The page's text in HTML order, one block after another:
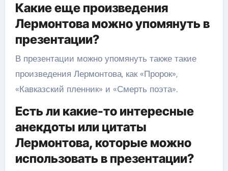
Какие еще произведения
Лермонтова можно упомянуть в
презентации?
В презентации можно упомянуть также такие
произведения Лермонтова, как «Пророк»,
«Кавказский пленник» и «Смерть поэта».
Есть ли какие-то интересные
анекдоты или цитаты
Лермонтова, которые можно
использовать в презентации?